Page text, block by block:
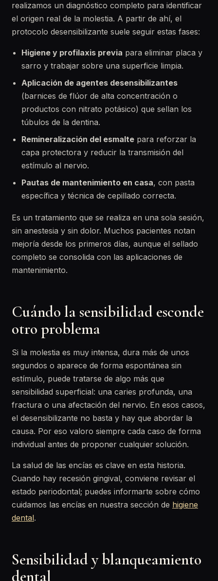
realizamos un diagnóstico completo para identificar
el origen real de la molestia. A partir de ahí, el
protocolo desensibilizante suele seguir estas fases:
Higiene y profilaxis previa para eliminar placa y
sarro y trabajar sobre una superficie limpia.
Aplicación de agentes desensibilizantes
(barnices de flúor de alta concentración o
productos con nitrato potásico) que sellan los
túbulos de la dentina.
Remineralización del esmalte para reforzar la
capa protectora y reducir la transmisión del
estímulo al nervio.
Pautas de mantenimiento en casa, con pasta
específica y técnica de cepillado correcta.
Es un tratamiento que se realiza en una sola sesión,
sin anestesia y sin dolor. Muchos pacientes notan
mejoría desde los primeros días, aunque el sellado
completo se consolida con las aplicaciones de
mantenimiento.
Cuándo la sensibilidad esconde
otro problema
Si la molestia es muy intensa, dura más de unos
segundos o aparece de forma espontánea sin
estímulo, puede tratarse de algo más que
sensibilidad superficial: una caries profunda, una
fractura o una afectación del nervio. En esos casos,
el desensibilizante no basta y hay que abordar la
causa. Por eso valoro siempre cada caso de forma
individual antes de proponer cualquier solución.
La salud de las encías es clave en esta historia.
Cuando hay recesión gingival, conviene revisar el
estado periodontal; puedes informarte sobre cómo
cuidamos las encías en nuestra sección de higiene
dental.
Sensibilidad y blanqueamiento
dental